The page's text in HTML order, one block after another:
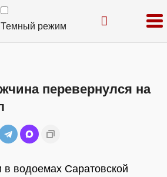
Темный режим
перевернулся на
водоемах Саратовской